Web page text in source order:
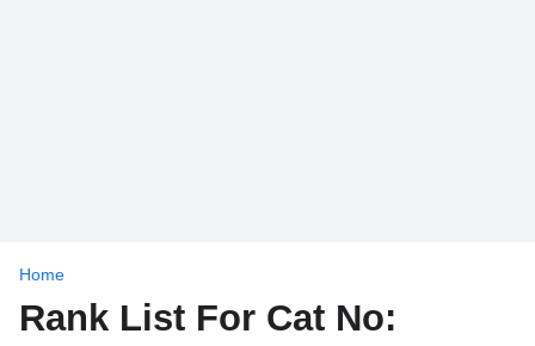
Home
Rank List For Cat No: